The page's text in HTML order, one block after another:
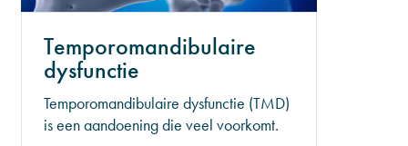
Temporomandibulaire
dysfunctie
Temporomandibulaire dysfunctie (TMD)
is een aandoening die veel voorkomt.